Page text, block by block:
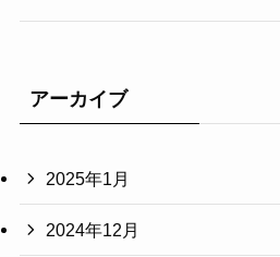
アーカイブ
2025年1月
2024年12月